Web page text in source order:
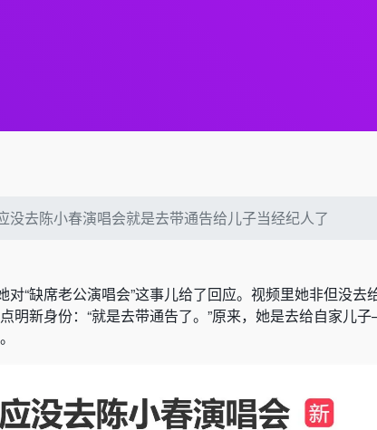
没去陈小春演唱会就是去带通告给儿子当经纪人了
“缺席老公演唱会”这事儿给了回应。视频里她非但没去
明新身份：“就是去带通告了。”原来，她是去给自家儿